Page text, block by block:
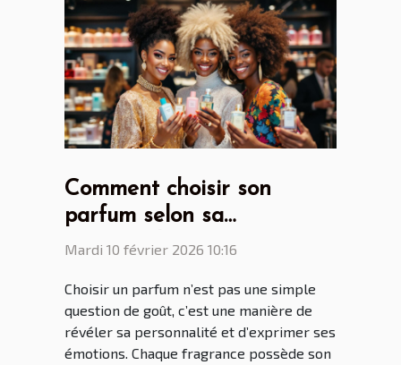
Comment choisir son
parfum selon sa
personnalité?
Mardi 10 février 2026 10:16
Choisir un parfum n’est pas une simple
question de goût, c’est une manière de
révéler sa personnalité et d’exprimer ses
émotions. Chaque fragrance possède son